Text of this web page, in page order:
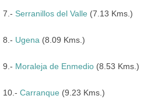
7.- Serranillos del Valle (7.13 Kms.)
8.- Ugena (8.09 Kms.)
9.- Moraleja de Enmedio (8.53 Kms.)
10.- Carranque (9.23 Kms.)